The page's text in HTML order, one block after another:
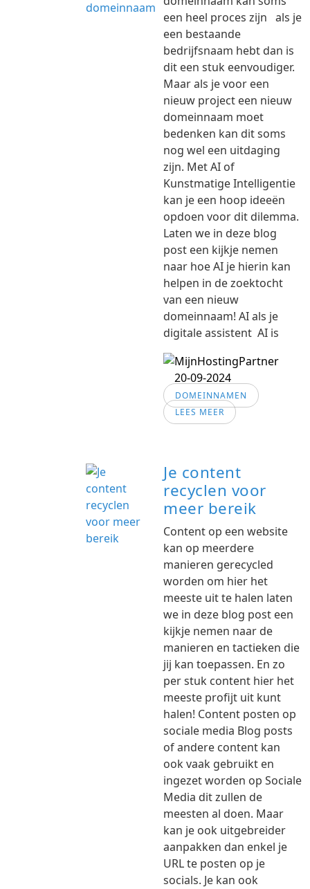
een heel proces zijn als je
een bestaande
bedrijfsnaam hebt dan is
dit een stuk eenvoudiger.
Maar als je voor een
nieuw project een nieuw
domeinnaam moet
bedenken kan dit soms
nog wel een uitdaging
zijn. Met AI of
Kunstmatige Intelligentie
kan je een hoop ideeën
opdoen voor dit dilemma.
Laten we in deze blog
post een kijkje nemen
naar hoe AI je hierin kan
helpen in de zoektocht
van een nieuw
domeinnaam! AI als je
digitale assistent AI is
20-09-2024
DOMEINNAMEN
LEES MEER
Je content
recyclen voor
meer bereik
Content op een website
kan op meerdere
manieren gerecycled
worden om hier het
meeste uit te halen laten
we in deze blog post een
kijkje nemen naar de
manieren en tactieken die
jij kan toepassen. En zo
per stuk content hier het
meeste profijt uit kunt
halen! Content posten op
sociale media Blog posts
of andere content kan
ook vaak gebruikt en
ingezet worden op Sociale
Media dit zullen de
meesten al doen. Maar
kan je ook uitgebreider
aanpakken dan enkel je
URL te posten op je
socials. Je kan ook